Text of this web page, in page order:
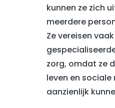
kunnen ze zich
meerdere
Ze vereisen vaak
zorg, omdat ze
leven en sociale
aanzienlijk